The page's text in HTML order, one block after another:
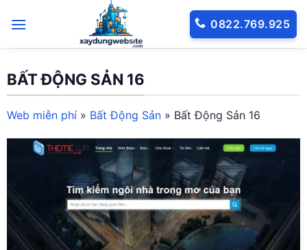
qua
0822.769.925
BẤT ĐỘNG SẢN 16
Web miễn phí » Bất Động Sản » Bất Động Sản 16